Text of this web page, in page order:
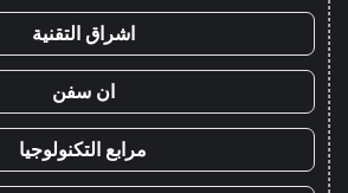
اشراق التقنية
ان سفن
مرابع التكنولوجيا